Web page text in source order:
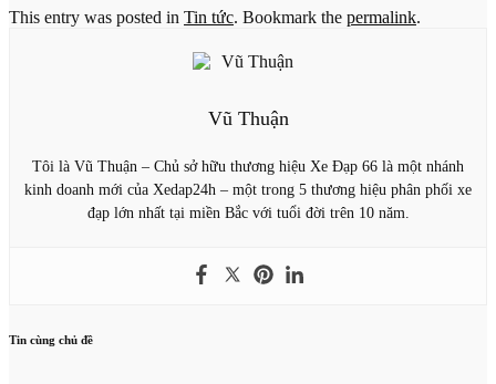
This entry was posted in Tin tức. Bookmark the permalink.
Vũ Thuận
Tôi là Vũ Thuận – Chủ sở hữu thương hiệu Xe Đạp 66 là một nhánh
kinh doanh mới của Xedap24h – một trong 5 thương hiệu phân phối xe
đạp lớn nhất tại miền Bắc với tuổi đời trên 10 năm.
Tin cùng chủ đề